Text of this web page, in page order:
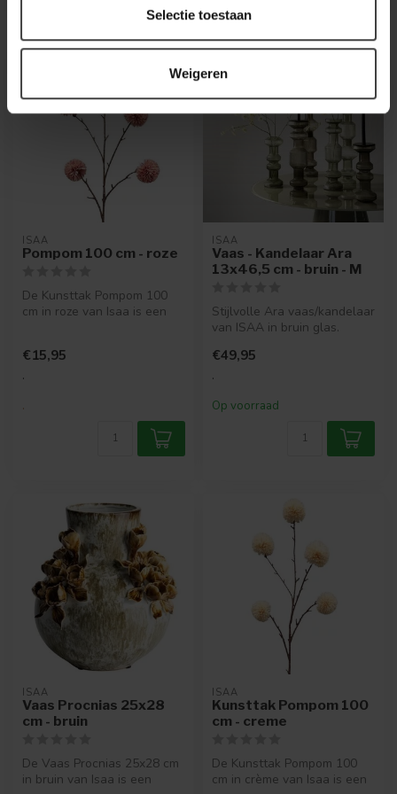
Selectie toestaan
Weigeren
ISAA
Pompom 100 cm - roze
De Kunsttak Pompom 100
cm in roze van Isaa is een
€15,95
.
.
ISAA
Vaas - Kandelaar Ara
13x46,5 cm - bruin - M
Stijlvolle Ara vaas/kandelaar
van ISAA in bruin glas.
€49,95
.
Op voorraad
ISAA
Vaas Procnias 25x28
cm - bruin
De Vaas Procnias 25x28 cm
in bruin van Isaa is een
ISAA
Kunsttak Pompom 100
cm - creme
De Kunsttak Pompom 100
cm in crème van Isaa is een